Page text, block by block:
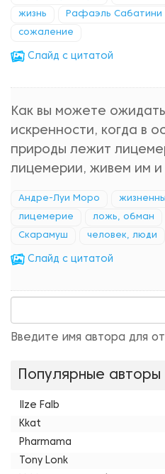
жизнь Рафаэль Сабатини
сожаление
Cлайд с цитатой
Как вы можете
искренности, когда в
природы лежит
лицемерии, живем им и
Андре-Луи Моро
лицемерие ложь, обман
Скарамуш человек, люди
Cлайд с цитатой
Введите имя автора для
Популярные авторы
Ilze Falb
Kkat
Pharmama
Tony Lonk